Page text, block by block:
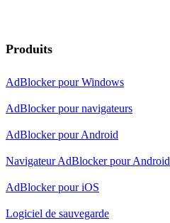
Produits
AdBlocker pour Windows
AdBlocker pour navigateurs
AdBlocker pour Android
Navigateur AdBlocker pour Android
AdBlocker pour iOS
Logiciel de sauvegarde